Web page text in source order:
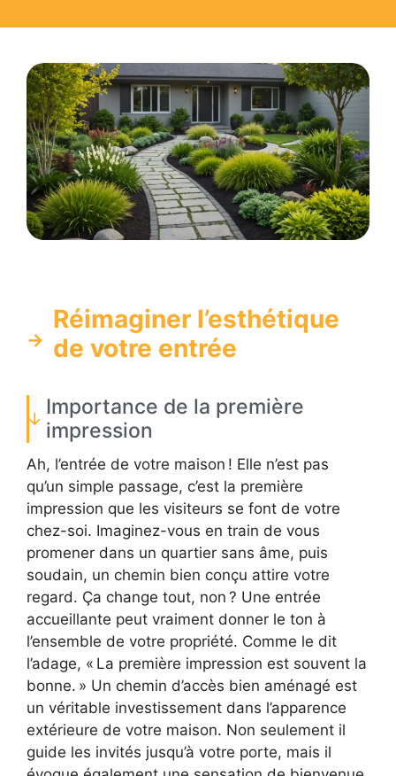
Réimaginer l’esthétique
de votre entrée
Importance de la première
impression
Ah, l’entrée de votre maison ! Elle n’est pas
qu’un simple passage, c’est la première
impression que les visiteurs se font de votre
chez-soi. Imaginez-vous en train de vous
promener dans un quartier sans âme, puis
soudain, un chemin bien conçu attire votre
regard. Ça change tout, non ? Une entrée
accueillante peut vraiment donner le ton à
l’ensemble de votre propriété. Comme le dit
l’adage, « La première impression est souvent la
bonne. » Un chemin d’accès bien aménagé est
un véritable investissement dans l’apparence
extérieure de votre maison. Non seulement il
guide les invités jusqu’à votre porte, mais il